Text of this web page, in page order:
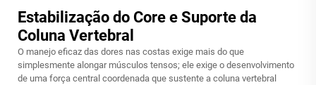
Estabilização do Core e Suporte da
Coluna Vertebral
O manejo eficaz das dores nas costas exige mais do que
simplesmente alongar músculos tensos; ele exige o desenvolvimento
de uma força central coordenada que sustente a coluna vertebral